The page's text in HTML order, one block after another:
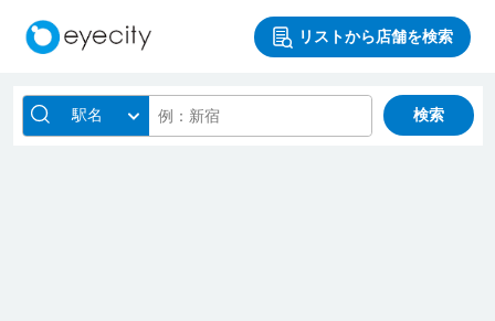
リストから店舗を検索
駅名 検索